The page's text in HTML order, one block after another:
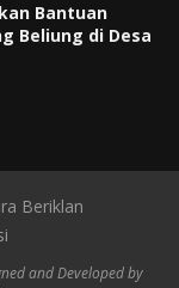
Bantuan
Beliung di Desa
Beriklan
and Developed by